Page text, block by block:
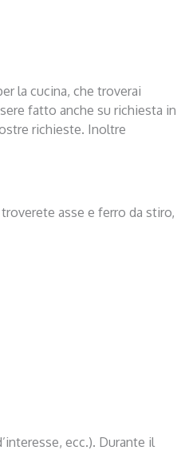
la cucina, che troverai
fatto anche su richiesta in
richieste. Inoltre
asse e ferro da stiro,
ecc.). Durante il